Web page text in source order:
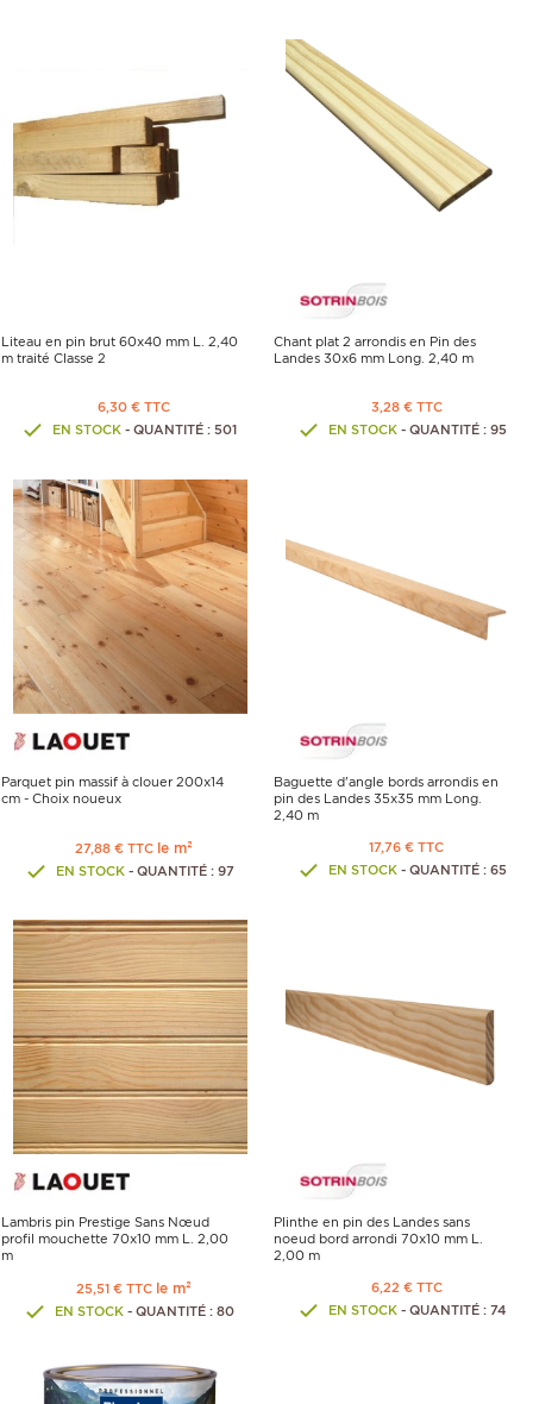
Liteau en pin brut 60x40 mm L. 2,40
m traité Classe 2
6,30 € TTC
EN STOCK - QUANTITÉ : 501
Chant plat 2 arrondis en Pin des
Landes 30x6 mm Long. 2,40 m
3,28 € TTC
EN STOCK- QUANTITÉ : 95
Parquet pin massif à clouer 200x14
cm - Choix noueux
27,88 € TTC le m²
EN STOCK- QUANTITÉ : 97
Baguette d'angle bords arrondis en
pin des Landes 35x35 mm Long.
2,40 m
17,76 € TTC
EN STOCK- QUANTITÉ : 65
Lambris pin Prestige Sans Nœud
profil mouchette 70x10 mm L. 2,00
m
25,51 € TTC le m²
EN STOCK - QUANTITÉ : 80
Plinthe en pin des Landes sans
noeud bord arrondi 70x10 mm L.
2,00 m
6,22 € TTC
EN STOCK- QUANTITÉ : 74